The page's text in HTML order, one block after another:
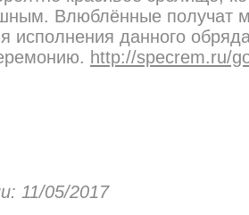
Влюблённые получат
исполнения данного
http://specrem.ru/
11/05/2017